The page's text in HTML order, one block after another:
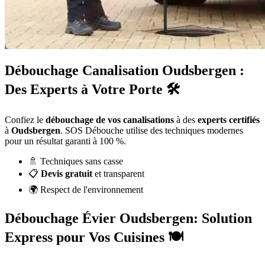
Débouchage Canalisation Oudsbergen :
Des Experts à Votre Porte 🛠️
Confiez le débouchage de vos canalisations à des experts certifiés
à Oudsbergen. SOS Débouche utilise des techniques modernes
pour un résultat garanti à 100 %.
🚿 Techniques sans casse
📋 Devis gratuit et transparent
🌍 Respect de l'environnement
Débouchage Évier Oudsbergen: Solution
Express pour Vos Cuisines 🍽️